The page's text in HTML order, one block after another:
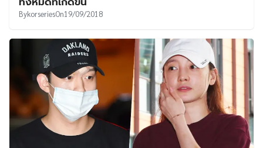
BykorseriesOn19/09/2018